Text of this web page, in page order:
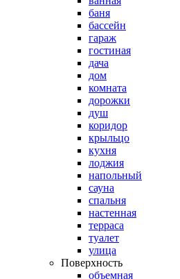
баня
бассейн
гараж
гостиная
дача
дом
комната
дорожки
душ
коридор
крыльцо
кухня
лоджия
напольный
сауна
спальня
настенная
терраса
туалет
улица
Поверхность
объемная